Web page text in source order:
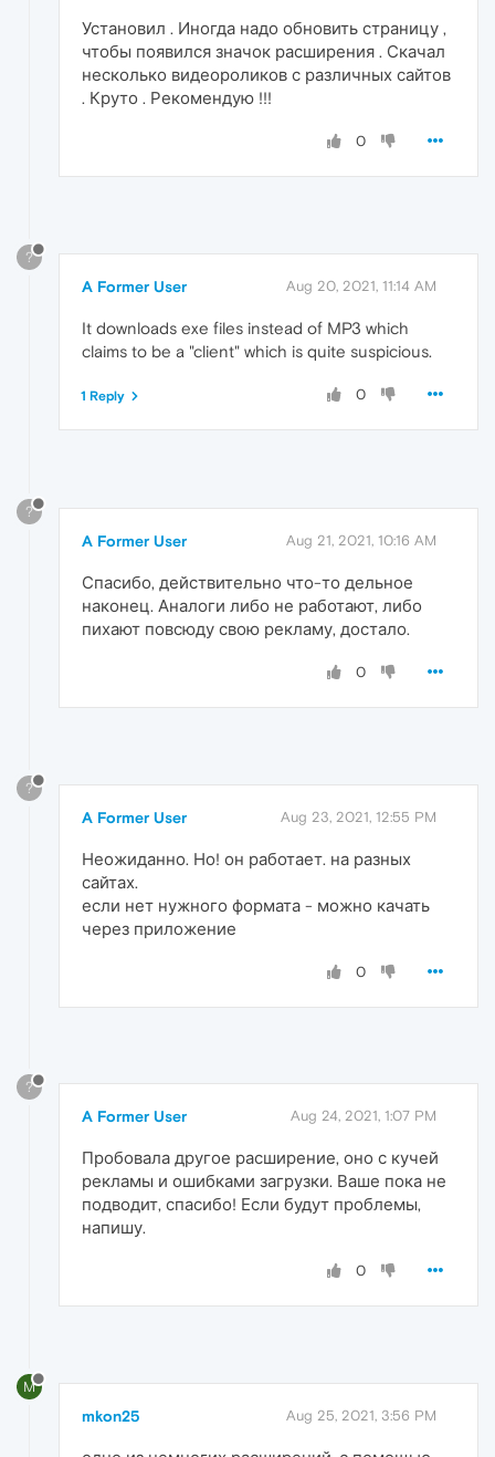
Установил . Иногда надо обновить страницу ,
чтобы появился значок расширения . Скачал
несколько видеороликов с различных сайтов
. Круто . Рекомендую !!!
0
?
A Former User Aug 20, 2021, 11:14 AM
It downloads exe files instead of MP3 which
claims to be a "client" which is quite suspicious.
0
1 Reply
?
A Former User Aug 21, 2021, 10:16 AM
Спасибо, действительно что-то дельное
наконец. Аналоги либо не работают, либо
пихают повсюду свою рекламу, достало.
0
?
A Former User Aug 23, 2021, 12:55 PM
Неожиданно. Но! он работает. на разных
сайтах.
если нет нужного формата - можно качать
через приложение
0
?
A Former User Aug 24, 2021, 1:07 PM
Пробовала другое расширение, оно с кучей
рекламы и ошибками загрузки. Ваше пока не
подводит, спасибо! Если будут проблемы,
напишу.
0
M
mkon25 Aug 25, 2021, 3:56 PM